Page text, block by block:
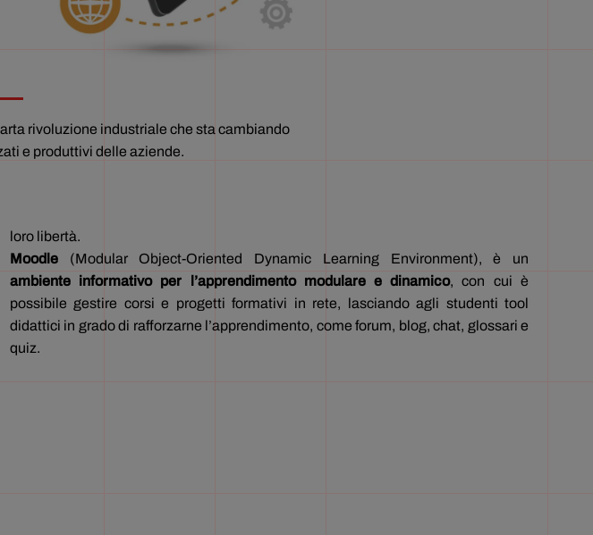
rivoluzione industriale che sta cambiando
e produttivi delle aziende.
loro libertà.
Moodle (Modular Object-Oriented Dynamic Learning Environment), è un
ambiente informativo per l’apprendimento modulare e dinamico, con cui è
possibile gestire corsi e progetti formativi in rete, lasciando agli studenti tool
didattici in grado di rafforzarne l’apprendimento, come forum, blog, chat, glossari e
quiz.